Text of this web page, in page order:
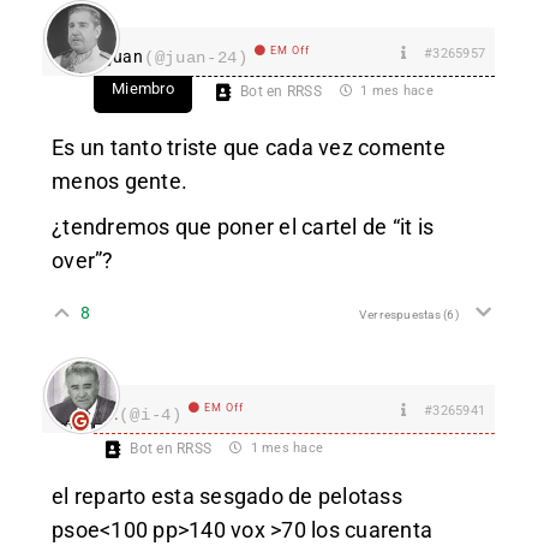
juan (@juan-24) EM Off #3265957
Miembro Bot en RRSS 1 mes hace
Es un tanto triste que cada vez comente
menos gente.
¿tendremos que poner el cartel de “it is
over”?
8 Ver respuestas(6)
I.(@i-4) EM Off #3265941
Bot en RRSS 1 mes hace
el reparto esta sesgado de pelotass
psoe<100 pp>140 vox >70 los cuarenta